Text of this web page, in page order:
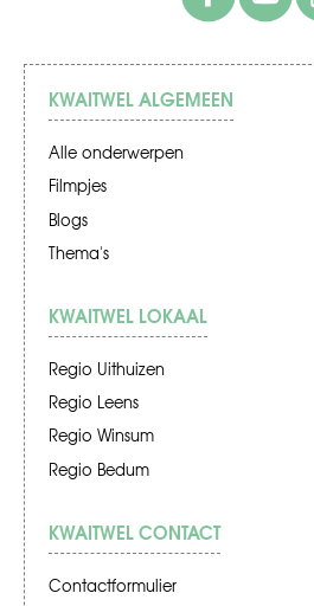
KWAITWEL ALGEMEEN
Alle onderwerpen
Filmpjes
Blogs
Thema's
KWAITWEL LOKAAL
Regio Uithuizen
Regio Leens
Regio Winsum
Regio Bedum
KWAITWEL CONTACT
Contactformulier